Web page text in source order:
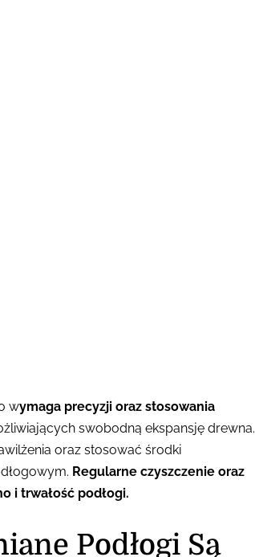
wymaga precyzji oraz stosowania
swobodną ekspansję drewna.
oraz stosować środki
Regularne czyszczenie oraz
i trwałość podłogi.
Podłogi Są